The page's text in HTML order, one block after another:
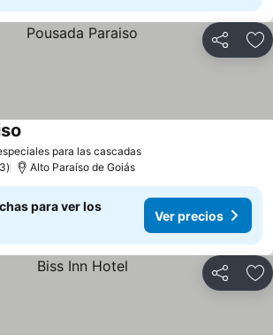
Compartir
para las cascadasVer precios
Alto Paraíso de Goiás
para ver los
Ver precios
Compartir